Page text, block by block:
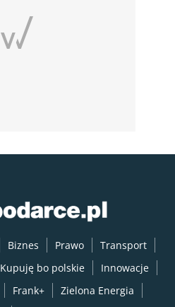
Biznes Prawo
Transport
Kupuję bo polskie
Innowacje
Frank+
Zielona Energia